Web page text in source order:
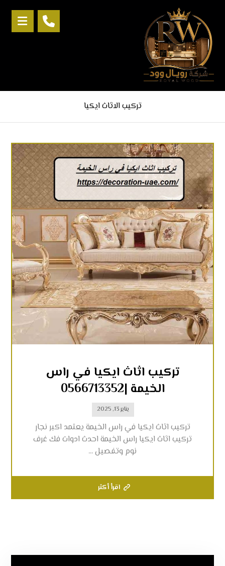
تركيب الاثاث ايكيا
تركيب اثاث ايكيا في راس
الخيمة |0566713352
يناير 13, 2025
تركيب اثاث ايكيا في راس الخيمة يعتمد اكبر نجار
تركيب اثاث ايكيا راس الخيمة احدث ادوات فك غرف
نوم وتفصيل ...
اقرأ أكثر